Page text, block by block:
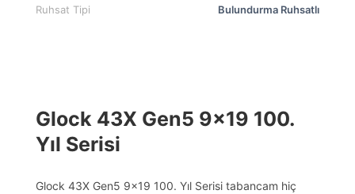
Ruhsat Tipi Bulundurma Ruhsatlı
Glock 43X Gen5 9×19 100.
Yıl Serisi
Glock 43X Gen5 9×19 100. Yıl Serisi tabancam hiç